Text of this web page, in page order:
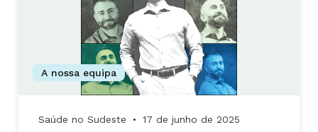
A nossa equipa
Saúde no Sudeste ● 17 de junho de 2025